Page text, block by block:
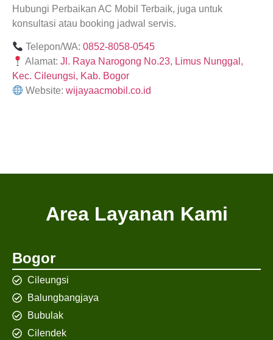
Hubungi Perbaikan AC Mobil Terbaik, juga untuk
konsultasi atau booking jadwal servis.
Telepon/WA:0852-8058-0545
Alamat:Jl. Raya Narogong No.23, Limus Nunggal,
Kec. Cileungsi, Kab. Bogor
Website:wijayaacmobil.co.id
Area Layanan Kami
Bogor
Cileungsi
Balungbangjaya
Bubulak
Cilendek